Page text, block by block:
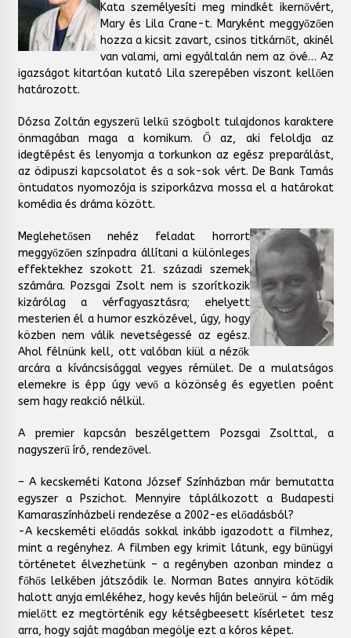
Kata személyesíti meg mindkét ikernővért,
Mary és Lila Crane-t. Maryként meggyőzően
hozza a kicsit zavart, csinos titkárnőt, akinél
van valami, ami egyáltalán nem az övé… Az
igazságot kitartóan kutató Lila szerepében viszont kellően
határozott.
Dózsa Zoltán egyszerű lelkű szögbolt tulajdonos karaktere
önmagában maga a komikum. Ő az, aki feloldja az
idegtépést és lenyomja a torkunkon az egész preparálást,
az ödipuszi kapcsolatot és a sok-sok vért. De Bank Tamás
öntudatos nyomozója is sziporkázva mossa el a határokat
komédia és dráma között.
Meglehetősen nehéz feladat horrort
meggyőzően színpadra állítani a különleges
effektekhez szokott 21. századi szemek
számára. Pozsgai Zsolt nem is szorítkozik
kizárólag a vérfagyasztásra; ehelyett
mesterien él a humor eszközével, úgy, hogy
közben nem válik nevetségessé az egész.
Ahol félnünk kell, ott valóban kiül a nézők
arcára a kíváncsisággal vegyes rémület. De a mulatságos
elemekre is épp úgy vevő a közönség és egyetlen poént
sem hagy reakció nélkül.
A premier kapcsán beszélgettem Pozsgai Zsolttal, a
nagyszerű író, rendezővel.
– A kecskeméti Katona József Színházban már bemutatta
egyszer a Pszichot. Mennyire táplálkozott a Budapesti
Kamaraszínházbeli rendezése a 2002-es előadásból?
-A kecskeméti előadás sokkal inkább igazodott a filmhez,
mint a regényhez. A filmben egy krimit látunk, egy bűnügyi
történetet élvezhetünk – a regényben azonban mindez a
főhős lelkében játszódik le. Norman Bates annyira kötődik
halott anyja emlékéhez, hogy kevés híján beleőrül – ám még
mielőtt ez megtörténik egy kétségbeesett kísérletet tesz
arra, hogy saját magában megölje ezt a kóros képet.